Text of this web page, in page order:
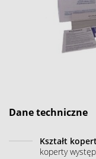
Dane techniczne
Kształt
koperty